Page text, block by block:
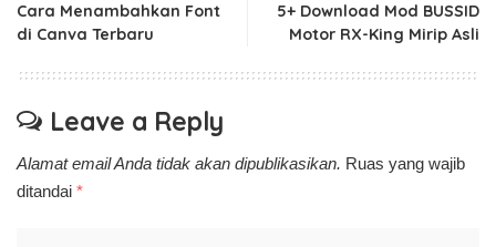
Cara Menambahkan Font
di Canva Terbaru
5+ Download Mod BUSSID
Motor RX-King Mirip Asli
Leave a Reply
Alamat email Anda tidak akan dipublikasikan. Ruas yang wajib
ditandai *